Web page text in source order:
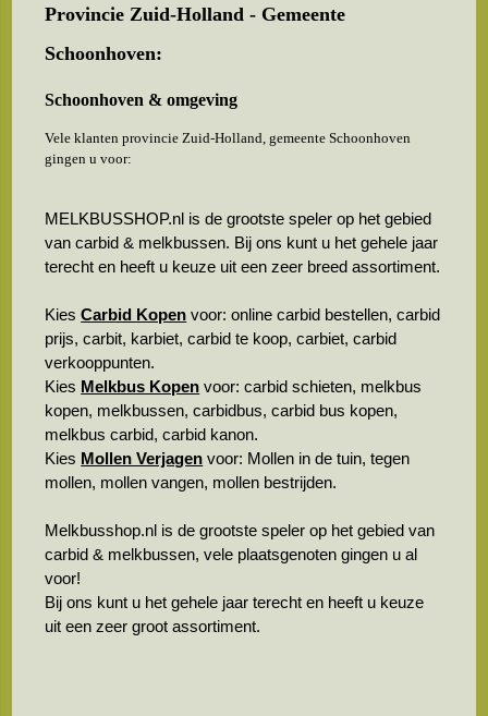
Provincie Zuid-Holland - Gemeente
Schoonhoven:
Schoonhoven & omgeving
Vele klanten provincie Zuid-Holland, gemeente Schoonhoven
gingen u voor:
MELKBUSSHOP.nl is de grootste speler op het gebied
van carbid & melkbussen. Bij ons kunt u het gehele jaar
terecht en heeft u keuze uit een zeer breed assortiment.
KiesCarbid Kopen voor: online carbid bestellen, carbid
prijs, carbit, karbiet, carbid te koop, carbiet, carbid
verkooppunten.
Kies Melkbus Kopen voor: carbid schieten, melkbus
kopen, melkbussen, carbidbus, carbid bus kopen,
melkbus carbid, carbid kanon.
Kies Mollen Verjagen voor: Mollen in de tuin, tegen
mollen, mollen vangen, mollen bestrijden.
Melkbusshop.nl is de grootste speler op het gebied van
carbid & melkbussen, vele plaatsgenoten gingen u al
voor!
Bij ons kunt u het gehele jaar terecht en heeft u keuze
uit een zeer groot assortiment.